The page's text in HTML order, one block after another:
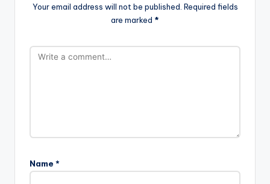
Your email address will not be published. Required fields
are marked *
Name *